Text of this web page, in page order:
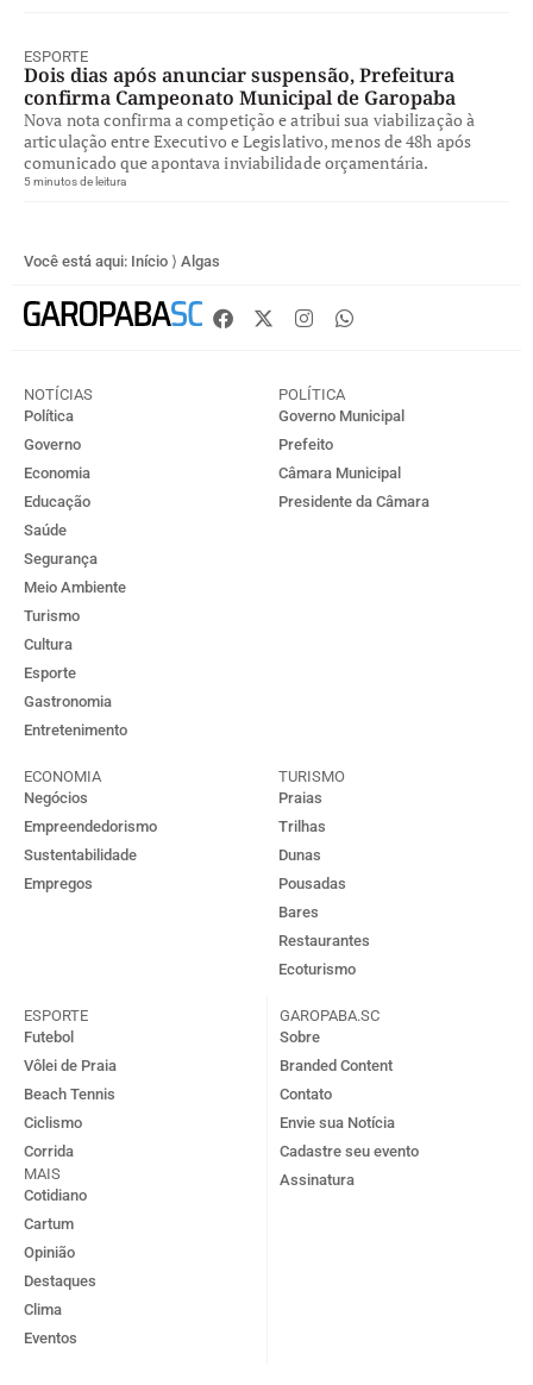
ESPORTE
Dois dias após anunciar suspensão, Prefeitura
confirma Campeonato Municipal de Garopaba
Nova nota confirma a competição e atribui sua viabilização à
articulação entre Executivo e Legislativo, menos de 48h após
comunicado que apontava inviabilidade orçamentária.
5 minutos de leitura
Você está aqui: Início ⟩ Algas
NOTÍCIAS
Política
Governo
Economia
Educação
Saúde
Segurança
Meio Ambiente
Turismo
Cultura
Esporte
Gastronomia
Entretenimento
POLÍTICA
Governo Municipal
Prefeito
Câmara Municipal
Presidente da Câmara
ECONOMIA
Negócios
Empreendedorismo
Sustentabilidade
Empregos
TURISMO
Praias
Trilhas
Dunas
Pousadas
Bares
Restaurantes
Ecoturismo
ESPORTE
Futebol
Vôlei de Praia
Beach Tennis
Ciclismo
Corrida
MAIS
Cotidiano
Cartum
Opinião
Destaques
Clima
Eventos
GAROPABA.SC
Sobre
Branded Content
Contato
Envie sua Notícia
Cadastre seu evento
Assinatura